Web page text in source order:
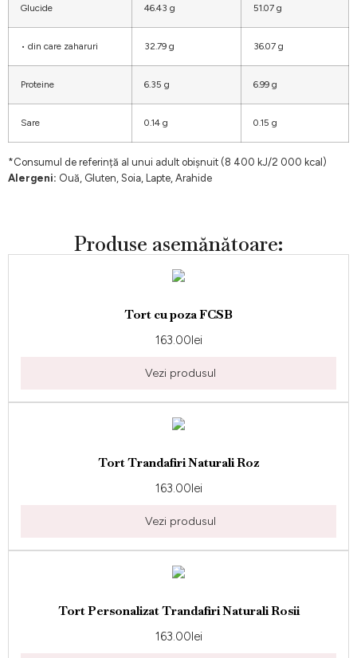
Glucide 46.43 g 51.07 g
• din care zaharuri 32.79 g 36.07 g
Proteine 6.35 g 6.99 g
Sare 0.14 g 0.15 g
*Consumul de referință al unui adult obișnuit (8 400 kJ/2 000 kcal)
Alergeni: Ouă, Gluten, Soia, Lapte, Arahide
Produse asemănătoare:
Tort cu poza FCSB
163.00lei
Vezi produsul
Tort Trandafiri Naturali Roz
163.00lei
Vezi produsul
Tort Personalizat Trandafiri Naturali Rosii
163.00lei